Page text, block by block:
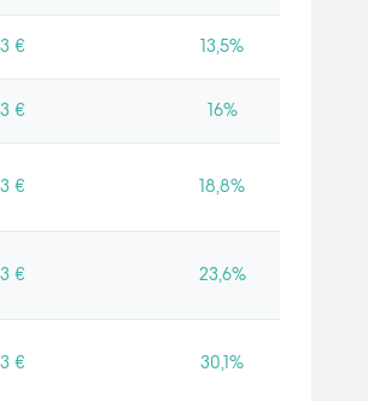
€ 13,5%
€ 16%
€ 18,8%
€ 23,6%
€ 30,1%